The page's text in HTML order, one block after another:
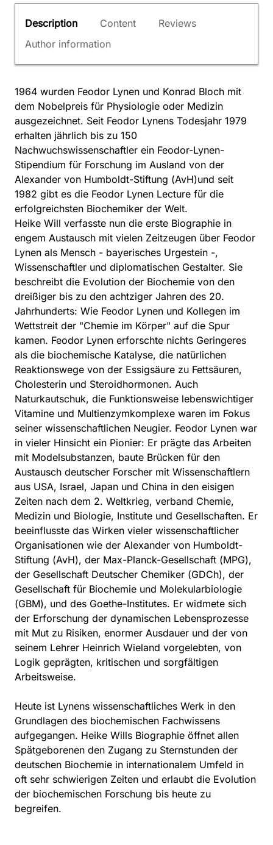
Description Content
Reviews
Author information
1964 wurden Feodor Lynen und Konrad Bloch mit
dem Nobelpreis für Physiologie oder Medizin
ausgezeichnet. Seit Feodor Lynens Todesjahr 1979
erhalten jährlich bis zu 150
Nachwuchswissenschaftler ein Feodor-Lynen-
Stipendium für Forschung im Ausland von der
Alexander von Humboldt-Stiftung (AvH)und seit
1982 gibt es die Feodor Lynen Lecture für die
erfolgreichsten Biochemiker der Welt.
Heike Will verfasste nun die erste Biographie in
engem Austausch mit vielen Zeitzeugen über Feodor
Lynen als Mensch - bayerisches Urgestein -,
Wissenschaftler und diplomatischen Gestalter. Sie
beschreibt die Evolution der Biochemie von den
dreißiger bis zu den achtziger Jahren des 20.
Jahrhunderts: Wie Feodor Lynen und Kollegen im
Wettstreit der "Chemie im Körper" auf die Spur
kamen. Feodor Lynen erforschte nichts Geringeres
als die biochemische Katalyse, die natürlichen
Reaktionswege von der Essigsäure zu Fettsäuren,
Cholesterin und Steroidhormonen. Auch
Naturkautschuk, die Funktionsweise lebenswichtiger
Vitamine und Multienzymkomplexe waren im Fokus
seiner wissenschaftlichen Neugier. Feodor Lynen war
in vieler Hinsicht ein Pionier: Er prägte das Arbeiten
mit Modelsubstanzen, baute Brücken für den
Austausch deutscher Forscher mit Wissenschaftlern
aus USA, Israel, Japan und China in den eisigen
Zeiten nach dem 2. Weltkrieg, verband Chemie,
Medizin und Biologie, Institute und Gesellschaften. Er
beeinflusste das Wirken vieler wissenschaftlicher
Organisationen wie der Alexander von Humboldt-
Stiftung (AvH), der Max-Planck-Gesellschaft (MPG),
der Gesellschaft Deutscher Chemiker (GDCh), der
Gesellschaft für Biochemie und Molekularbiologie
(GBM), und des Goethe-Institutes. Er widmete sich
der Erforschung der dynamischen Lebensprozesse
mit Mut zu Risiken, enormer Ausdauer und der von
seinem Lehrer Heinrich Wieland vorgelebten, von
Logik geprägten, kritischen und sorgfältigen
Arbeitsweise.
Heute ist Lynens wissenschaftliches Werk in den
Grundlagen des biochemischen Fachwissens
aufgegangen. Heike Wills Biographie öffnet allen
Spätgeborenen den Zugang zu Sternstunden der
deutschen Biochemie in internationalem Umfeld in
oft sehr schwierigen Zeiten und erlaubt die Evolution
der biochemischen Forschung bis heute zu
begreifen.